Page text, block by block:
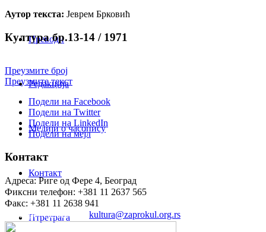
Преводи
Редакција
Медији о часопису
Контакт
Птретрага
Аутор текста: Јеврем Брковић
Култура бр.13-14 / 1971
Преузмите број
Преузмите текст
Подели на Facebook
Подели на Twitter
Подели на LinkedIn
Подели на мејл
Контакт
Адреса: Риге од Фере 4, Београд
Фиксни телефон: +381 11 2637 565
Факс: +381 11 2638 941
Електронска пошта:
kultura@zaprokul.org.rs